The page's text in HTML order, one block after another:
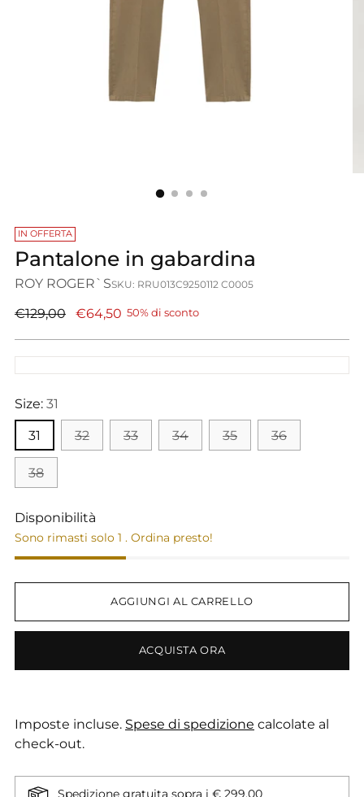
IN OFFERTA
Pantalone in gabardina
ROY ROGER`SSKU: RRU013C9250112 C0005
Prezzo
€129,00 €64,50 50% di sconto
Size: 31
31
32 33 34 35 36
38
Disponibilità
Sono rimasti solo 1 . Ordina presto!
AGGIUNGI AL CARRELLO
ACQUISTA ORA
Imposte incluse. Spese di spedizione calcolate al
check-out.
Spedizione gratuita sopra i € 299,00